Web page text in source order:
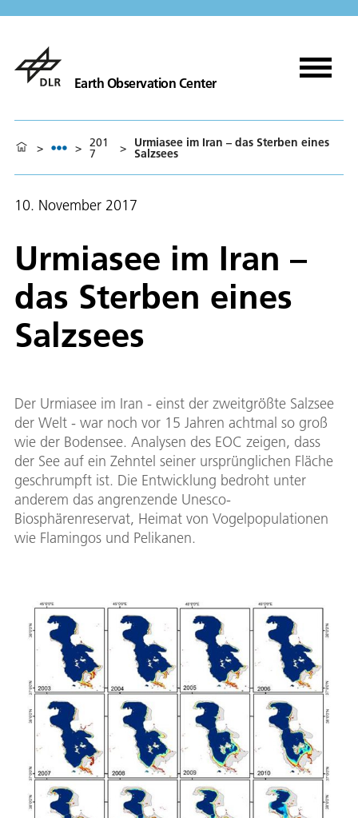
Earth Observation Center
> > 201
7 > Urmiasee im Iran – das Sterben eines
Salzsees
10. November 2017
Urmiasee im Iran –
das Sterben eines
Salzsees
Der Urmiasee im Iran - einst der zweitgrößte Salzsee
der Welt - war noch vor 15 Jahren achtmal so groß
wie der Bodensee. Analysen des EOC zeigen, dass
der See auf ein Zehntel seiner ursprünglichen Fläche
geschrumpft ist. Die Entwicklung bedroht unter
anderem das angrenzende Unesco-
Biosphärenreservat, Heimat von Vogelpopulationen
wie Flamingos und Pelikanen.